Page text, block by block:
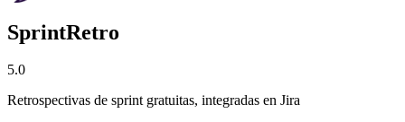
SprintRetro
5.0
Retrospectivas de sprint gratuitas, integradas en Jira